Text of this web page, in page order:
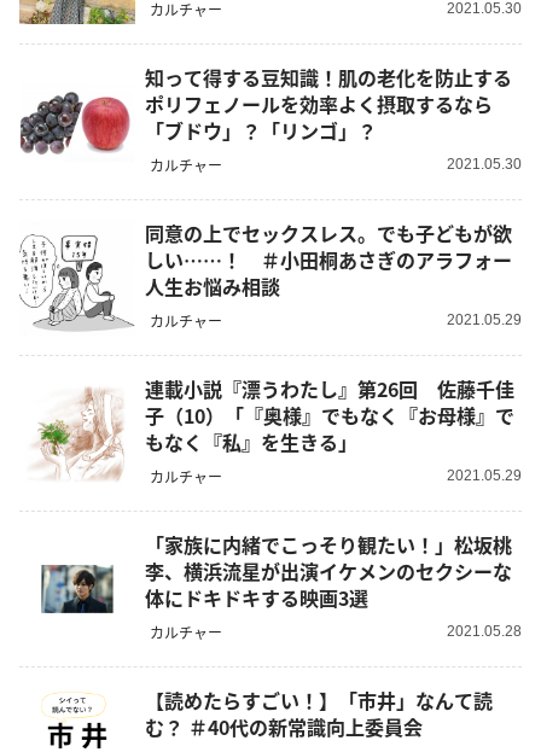
カルチャー 2021.05.30
知って得する豆知識！肌の老化を防止する
ポリフェノールを効率よく摂取するなら
「ブドウ」？「リンゴ」？
カルチャー 2021.05.30
同意の上でセックスレス。でも子どもが欲
しい……！ ＃小田桐あさぎのアラフォー
人生お悩み相談
カルチャー 2021.05.29
連載小説『漂うわたし』第26回 佐藤千佳
子（10）「『奥様』でもなく『お母様』で
もなく『私』を生きる」
カルチャー 2021.05.29
「家族に内緒でこっそり観たい！」松坂桃
李、横浜流星が出演イケメンのセクシーな
体にドキドキする映画3選
カルチャー 2021.05.28
【読めたらすごい！】「市井」なんて読
む？ ＃40代の新常識向上委員会